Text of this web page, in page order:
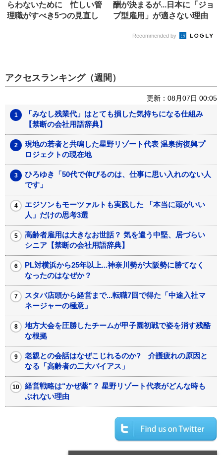
らわないために 忙しい管
理職がすべき5つの見直し
酬が決まるが...日本に「ジョ
ブ型雇用」が適さない理由
Recommended by
アクセスランキング（週間）
更新：08月07日 00:05
「みなし残業代」はとても損した気持ちになる仕組み
【禁断の会社用語辞典】
現地の若者と共鳴した星野リゾート代表 温泉街復興プ
ロジェクトの現在地
ひろゆき「50代で伸びるのは、仕事に思い入れのない人
です」
エジソンもモーツァルトも実践した 「本当に頭がいい
人」だけの思考3選
高齢者雇用は大きなお世話？ 気を遣う中堅、居づらい
シニア【禁断の会社用語辞典】
PL対横浜から25年以上...神奈川勢が大阪勢に勝てなく
なったのはなぜか？
スタバ店頭から経営まで...転職7回で得た「中途入社マ
ネージャーの極意」
地方大会を圧勝したチームが甲子園初戦で姿を消す残酷
な根拠
老親との会話はなぜこじれるのか? 介護疲れの原因と
なる「高齢者の二大バイアス」
経営戦略は“かぜ薬”？ 星野リゾート代表がどんな時も
ぶれない理由